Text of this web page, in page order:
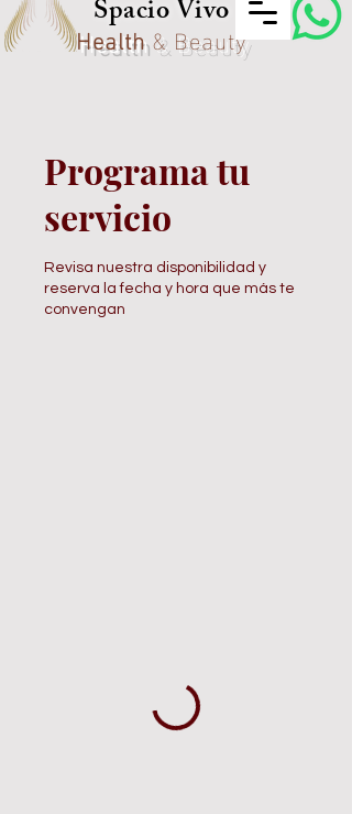
Spacio Vivo
Health& Beauty
Programa tu
servicio
Revisa nuestra disponibilidad y
reserva la fecha y hora que más te
convengan